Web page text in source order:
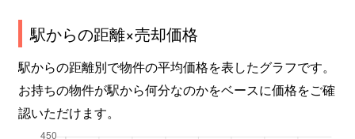
駅からの距離×売却価格
駅からの距離別で物件の平均価格を表したグラフです。
お持ちの物件が駅から何分なのかをベースに価格をご確
認いただけます。